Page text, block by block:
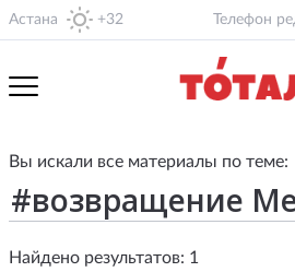
Астана +32 Телефон
Вы искали все материалы по теме:
Найдено результатов: 1